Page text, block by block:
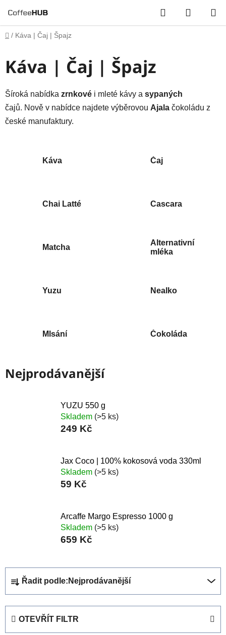
na
obsah
Hledat
KOŠÍK
Domů
/ Káva | Čaj | Špajz
Káva | Čaj | Špajz
Šíroká nabídka zrnkové i mleté kávy a sypaných
čajů. Nově v nabídce najdete výběrovou Ajala čokoládu z
české manufaktury.
Káva Čaj
Chai Latté Cascara
Matcha
Alternativní
mléka
Yuzu Nealko
Mlsání Čokoláda
Nejprodávanější
YUZU 550 g
Skladem (>5 ks)
249 Kč
Jax Coco | 100% kokosová voda 330ml
Skladem (>5 ks)
59 Kč
Arcaffe Margo Espresso 1000 g
Skladem (>5 ks)
659 Kč
Ř
a
z
n
Řadit podle: Nejprodávanější
OTEVŘÍT FILTR